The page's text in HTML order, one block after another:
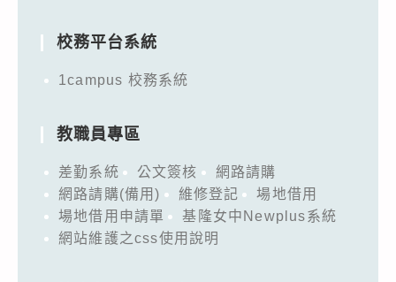
校務平台系統
1campus 校務系統
教職員專區
差勤系統 公文簽核
網路請購
網路請購(備用)
維修登記
場地借用
場地借用申請單
基隆女中Newplus系統
網站維護之css使用說明